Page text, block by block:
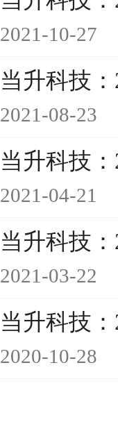
2021-10-27
当升科技
2021-08-23
当升科技
2021-04-21
当升科技
2021-03-22
当升科技
2020-10-28